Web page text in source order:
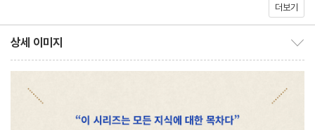
로 돌아오게 하는 ‘실천’의 영역을 다루며, 10년간 인문 분야에 큰
반향을 일으킨 시리즈의 정점을 찍는다.
록 채워지지 않을까? 작가는 이 문제에 오랜 시간 천착한 끝에, 지식
이 삶에 뿌리내리지 못하는 이유가 실천하지 못해서라는 사실을 깨
에필로그
저자의 말 - 시리즈를 마무리하며
더보기
상세 이미지